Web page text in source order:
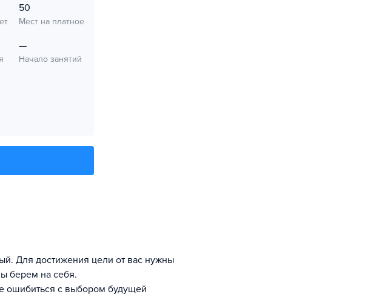
50
Мест на платное
—
Начало занятий
берем на себя.
ошибиться с выбором будущей